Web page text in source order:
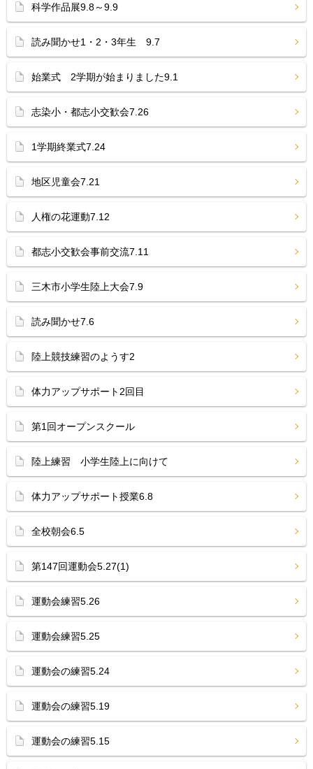
科学作品展9.8～9.9
読み聞かせ1・2・3年生 9.7
始業式 2学期が始まりました9.1
志染小・都志小交歓会7.26
1学期終業式7.24
地区児童会7.21
人権の花運動7.12
都志小交歓会事前交流7.11
三木市小学生陸上大会7.9
読み聞かせ7.6
陸上競技練習のようす2
体力アップサポート2回目
第1回オープンスクール
陸上練習 小学生陸上に向けて
体力アップサポート授業6.8
全校朝会6.5
第147回運動会5.27(1)
運動会練習5.26
運動会練習5.25
運動会の練習5.24
運動会の練習5.19
運動会の練習5.15